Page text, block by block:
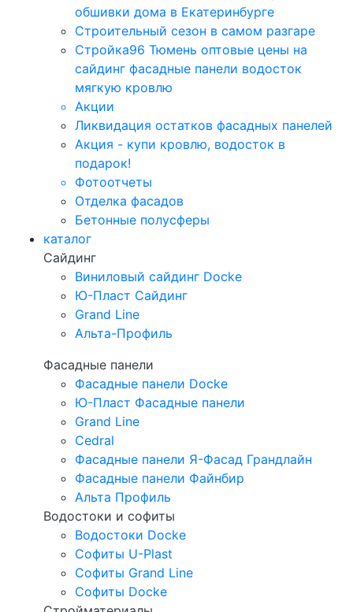
обшивки дома в Екатеринбурге
Строительный сезон в самом разгаре
Стройка96 Тюмень оптовые цены на
сайдинг фасадные панели водосток
мягкую кровлю
Акции
Ликвидация остатков фасадных панелей
Акция - купи кровлю, водосток в
подарок!
Фотоотчеты
Отделка фасадов
Бетонные полусферы
каталог
Сайдинг
Виниловый сайдинг Docke
Ю-Пласт Сайдинг
Grand Line
Альта-Профиль
Фасадные панели
Фасадные панели Docke
Ю-Пласт Фасадные панели
Grand Line
Cedral
Фасадные панели Я-Фасад Грандлайн
Фасадные панели Файнбир
Альта Профиль
Водостоки и софиты
Водостоки Docke
Софиты U-Plast
Софиты Grand Line
Софиты Docke